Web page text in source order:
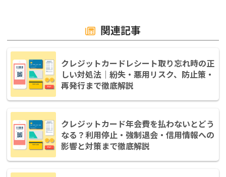
関連記事
クレジットカードレシート取り忘れ時の正
しい対処法｜紛失・悪用リスク、防止策・
再発行まで徹底解説
クレジットカード年会費を払わないとどう
なる？利用停止・強制退会・信用情報への
影響と対策まで徹底解説